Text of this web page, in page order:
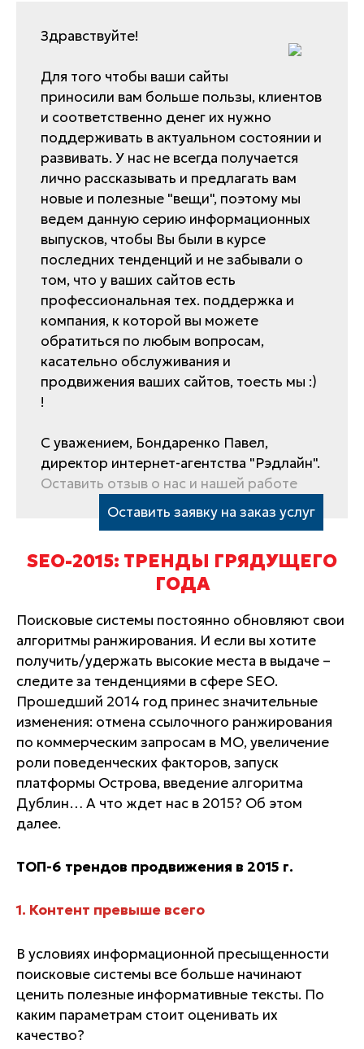
Здравствуйте!
Для того чтобы ваши сайты
приносили вам больше пользы, клиентов
и соответственно денег их нужно
поддерживать в актуальном состоянии и
развивать. У нас не всегда получается
лично рассказывать и предлагать вам
новые и полезные "вещи", поэтому мы
ведем данную серию информационных
выпусков, чтобы Вы были в курсе
последних тенденций и не забывали о
том, что у ваших сайтов есть
профессиональная тех. поддержка и
компания, к которой вы можете
обратиться по любым вопросам,
касательно обслуживания и
продвижения ваших сайтов, тоесть мы :)
!
С уважением, Бондаренко Павел,
директор интернет-агентства "Рэдлайн".
Оставить отзыв о нас и нашей работе
Оставить заявку на заказ услуг
SEO-2015: ТРЕНДЫ ГРЯДУЩЕГО
ГОДА
Поисковые системы постоянно обновляют свои
алгоритмы ранжирования. И если вы хотите
получить/удержать высокие места в выдаче –
следите за тенденциями в сфере SEO.
Прошедший 2014 год принес значительные
изменения: отмена ссылочного ранжирования
по коммерческим запросам в МО, увеличение
роли поведенческих факторов, запуск
платформы Острова, введение алгоритма
Дублин… А что ждет нас в 2015? Об этом
далее.
ТОП-6 трендов продвижения в 2015 г.
1. Контент превыше всего
В условиях информационной пресыщенности
поисковые системы все больше начинают
ценить полезные информативные тексты. По
каким параметрам стоит оценивать их
качество?